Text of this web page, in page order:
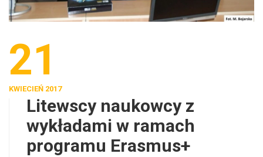
21
KWIECIEŃ 2017
Litewscy naukowcy z
wykładami w ramach
programu Erasmus+